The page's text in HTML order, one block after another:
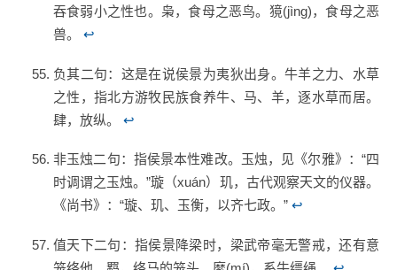
吞食弱小之性也。枭，食母之恶鸟。獍(jìng)，食母之恶
兽。 ↩
负其二句：这是在说侯景为夷狄出身。牛羊之力、水草
之性，指北方游牧民族食养牛、马、羊，逐水草而居。
肆，放纵。 ↩
非玉烛二句：指侯景本性难改。玉烛，见《尔雅》：“四
时调谓之玉烛。”璇（xuán）玑，古代观察天文的仪器。
《尚书》：“璇、玑、玉衡，以齐七政。” ↩
值天下二句：指侯景降梁时，梁武帝毫无警戒，还有意